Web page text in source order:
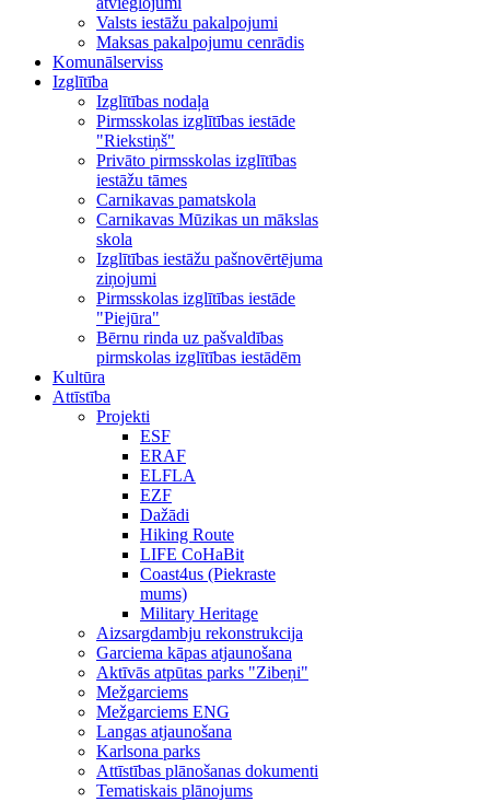
Valsts iestāžu pakalpojumi
Maksas pakalpojumu cenrādis
Komunālserviss
Izglītība
Izglītības nodaļa
Pirmsskolas izglītības iestāde
"Riekstiņš"
Privāto pirmsskolas izglītības
iestāžu tāmes
Carnikavas pamatskola
Carnikavas Mūzikas un mākslas
skola
Izglītības iestāžu pašnovērtējuma
ziņojumi
Pirmsskolas izglītības iestāde
"Piejūra"
Bērnu rinda uz pašvaldības
pirmskolas izglītības iestādēm
Kultūra
Attīstība
Projekti
ESF
ERAF
ELFLA
EZF
Dažādi
Hiking Route
LIFE CoHaBit
Coast4us (Piekraste
mums)
Military Heritage
Aizsargdambju rekonstrukcija
Garciema kāpas atjaunošana
Aktīvās atpūtas parks "Zibeņi"
Mežgarciems
Mežgarciems ENG
Langas atjaunošana
Karlsona parks
Attīstības plānošanas dokumenti
Tematiskais plānojums